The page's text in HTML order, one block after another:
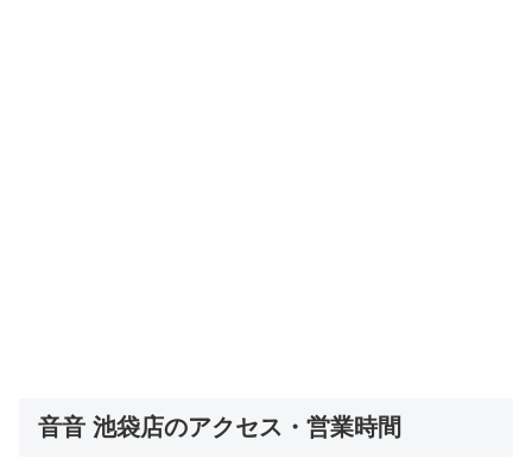
音音 池袋店のアクセス・営業時間